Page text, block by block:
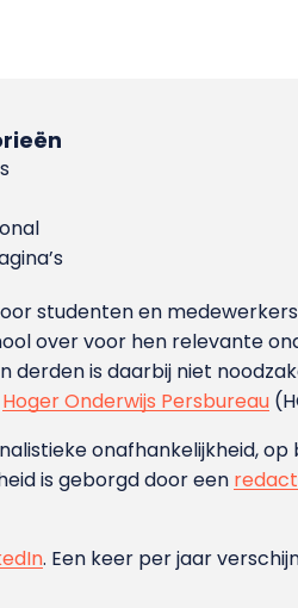
studenten en
over voor hen relevante
is daarbij niet
Hoger Onderwijs Persbureau
onafhankelijkheid, op
is geborgd door een
. Een keer per jaar